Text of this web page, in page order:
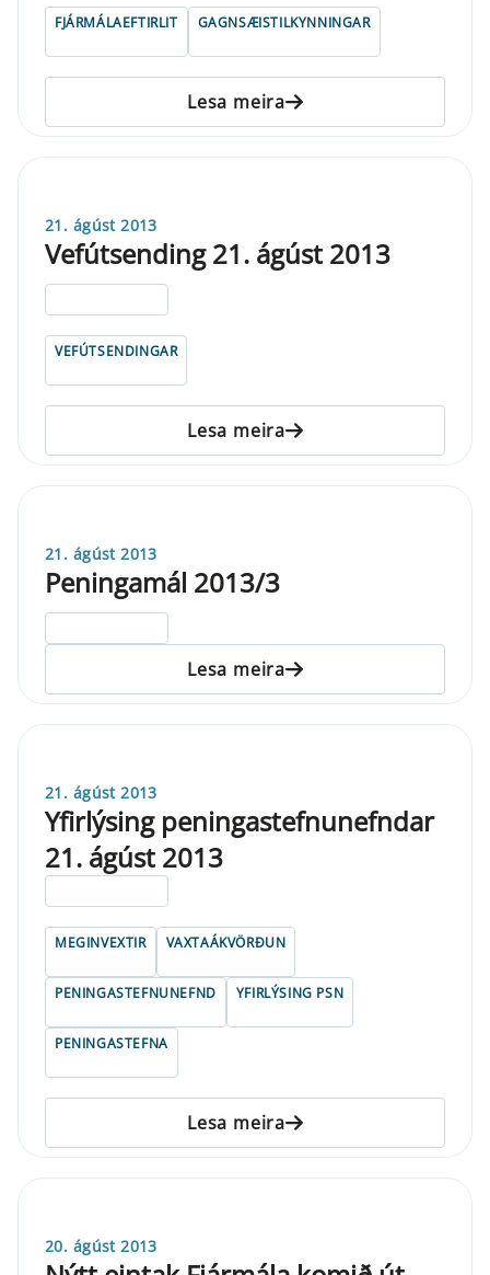
FJÁRMÁLAEFTIRLIT GAGNSÆISTILKYNNINGAR
Lesa meira
21. ágúst 2013
Vefútsending 21. ágúst 2013
VEFÚTSENDINGAR
Lesa meira
21. ágúst 2013
Peningamál 2013/3
Lesa meira
21. ágúst 2013
Yfirlýsing peningastefnunefndar
21. ágúst 2013
MEGINVEXTIR VAXTAÁKVÖRÐUN
PENINGASTEFNUNEFND YFIRLÝSING PSN
PENINGASTEFNA
Lesa meira
20. ágúst 2013